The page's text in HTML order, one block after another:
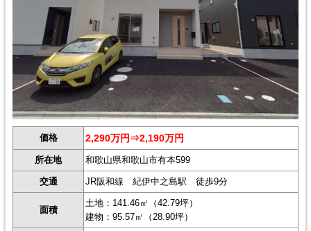
価格 2,290万円⇒2,190万円
所在地 和歌山県和歌山市有本599
交通 JR阪和線 紀伊中之島駅 徒歩9分
面積
土地：141.46㎡（42.79坪）
建物：95.57㎡（28.90坪）